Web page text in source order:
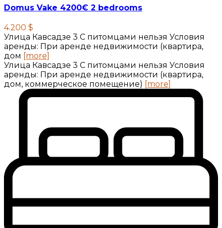
Domus Vake 4200€ 2 bedrooms
4.200 $
Улица Кавсадзе 3 C питомцами нельзя Условия
аренды: При аренде недвижимости (квартира,
дом [more]
Улица Кавсадзе 3 C питомцами нельзя Условия
аренды: При аренде недвижимости (квартира,
дом, коммерческое помещение) [more]